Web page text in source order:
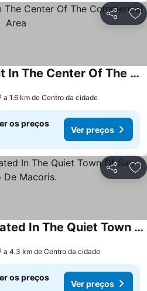
Partilhar
Luxurious Apartment In The Center Of The Commercial Area
a 1.6 km de Centro da cidade
os preços
Ver preços
Partilhar
Vacation Condo Located In The Quiet Town Of San Pedro De Macoris.
a 4.3 km de Centro da cidade
os preços
Ver preços